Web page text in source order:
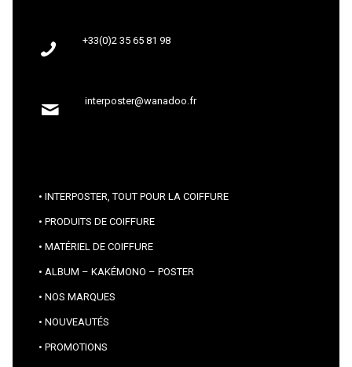
+33(0)2 35 65 81 98
interposter@wanadoo.fr
INTERPOSTER, TOUT POUR LA COIFFURE
PRODUITS DE COIFFURE
MATÉRIEL DE COIFFURE
ALBUM – KAKÉMONO – POSTER
NOS MARQUES
NOUVEAUTÉS
PROMOTIONS